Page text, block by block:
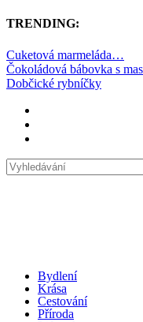
TRENDING:
Cuketová marmeláda…
Čokoládová bábovka s
Dobčické rybníčky
Bydlení
Krása
Cestování
Příroda